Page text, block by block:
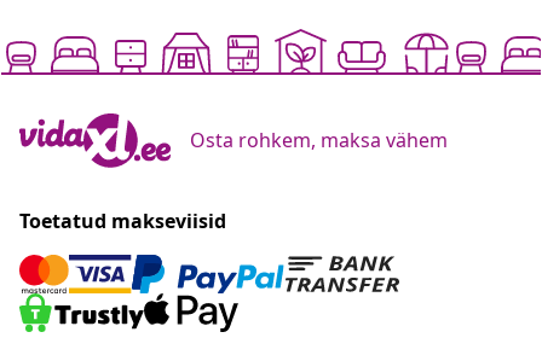
Osta rohkem, maksa vähem
Toetatud makseviisid